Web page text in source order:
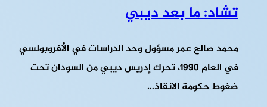
تشاد: ما بعد ديبي
محمد صالح عمر مسؤول وحد الدراسات في الأفروبولسي
في العام 1990، تحرك إدريس ديبي من السودان تحت
ضغوط حكومة الانقاذ…